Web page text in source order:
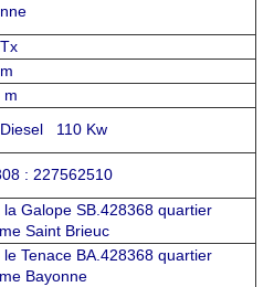
m
110 Kw
: 227562510
la Galope SB.428368 quartier
Saint Brieuc
le Tenace BA.428368 quartier
Bayonne